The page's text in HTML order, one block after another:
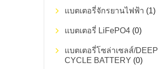
แบตเตอรี่จักรยานไฟฟ้า (1)
แบตเตอรี่ LiFePO4 (0)
แบตเตอรี่โซล่าเซลส์/DEEP
CYCLE BATTERY (0)